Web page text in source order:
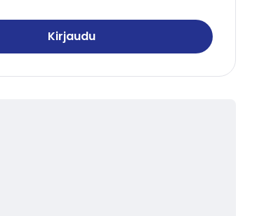
Kirjaudu